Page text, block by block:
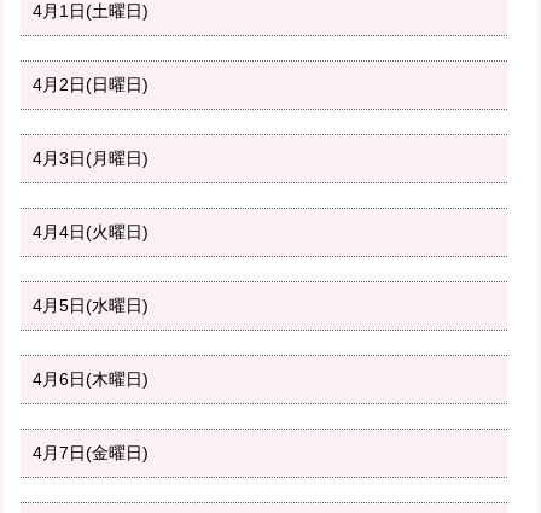
4月1日(土曜日)
4月2日(日曜日)
4月3日(月曜日)
4月4日(火曜日)
4月5日(水曜日)
4月6日(木曜日)
4月7日(金曜日)